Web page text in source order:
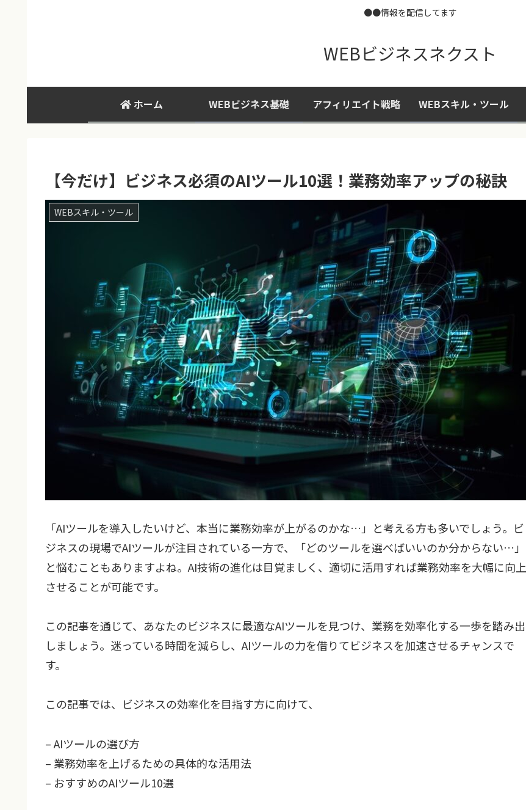
●●情報を配信してます
WEBビジネスネクスト
ホーム WEBビジネス基礎 アフィリエイト戦略 WEBスキル・ツール
【今だけ】ビジネス必須のAIツール10選！業務効率アップの秘訣
WEBスキル・ツール
「AIツールを導入したいけど、本当に業務効率が上がるのかな…」と考える方も多いでしょう。ビ
ジネスの現場でAIツールが注目されている一方で、「どのツールを選べばいいのか分からない…」
と悩むこともありますよね。AI技術の進化は目覚ましく、適切に活用すれば業務効率を大幅に向上
させることが可能です。
この記事を通じて、あなたのビジネスに最適なAIツールを見つけ、業務を効率化する一歩を踏み出
しましょう。迷っている時間を減らし、AIツールの力を借りてビジネスを加速させるチャンスで
す。
この記事では、ビジネスの効率化を目指す方に向けて、
– AIツールの選び方
– 業務効率を上げるための具体的な活用法
– おすすめのAIツール10選